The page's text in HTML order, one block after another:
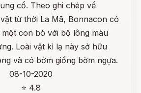
cổ. Theo ghi chép về
từ thời La Mã, Bonnacon có
một con bò với bộ lông màu
Loài vật kì lạ này sở hữu
và có bờm giống bờm ngựa.
08-10-2020
⭐ 4.8